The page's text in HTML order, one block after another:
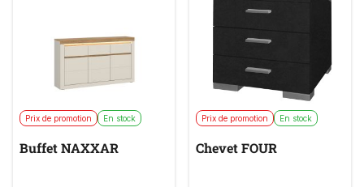
Prix de promotion En stock
Buffet NAXXAR
Prix de promotion En stock
Chevet FOUR